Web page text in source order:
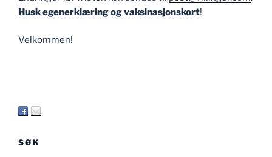
Husk egenerklæring og vaksinasjonskort!
Velkommen!
SØK